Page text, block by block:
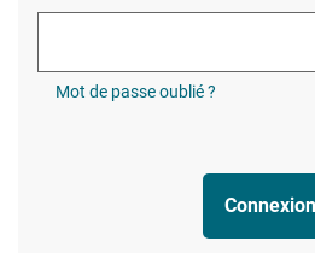
Mot de passe oublié ?
Connexion